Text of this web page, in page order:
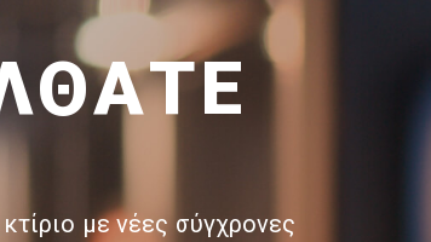
με νέες σύγχρονες